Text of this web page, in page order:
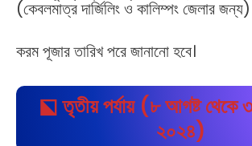
(কেবলমাত্র দার্জিলিং ও কালিম্পং জেলার জন্য)
করম পূজার তারিখ পরে জানানো হবে।
⬕ তৃতীয় পর্যায় (৮ আগষ্ট থেকে
২০২৪)